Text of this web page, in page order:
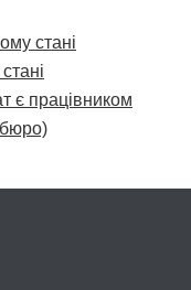
стані
є працівником
бюро)